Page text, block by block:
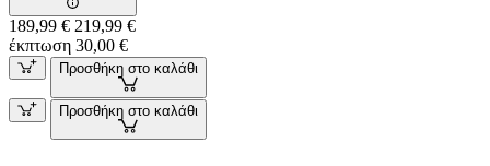
189,99 € 219,99 €
έκπτωση 30,00 €
Προσθήκη στο καλάθι
Προσθήκη στο καλάθι